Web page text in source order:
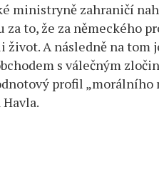
ministryně zahraničí
za to, že za německého
život. A následně na
s válečným
profil